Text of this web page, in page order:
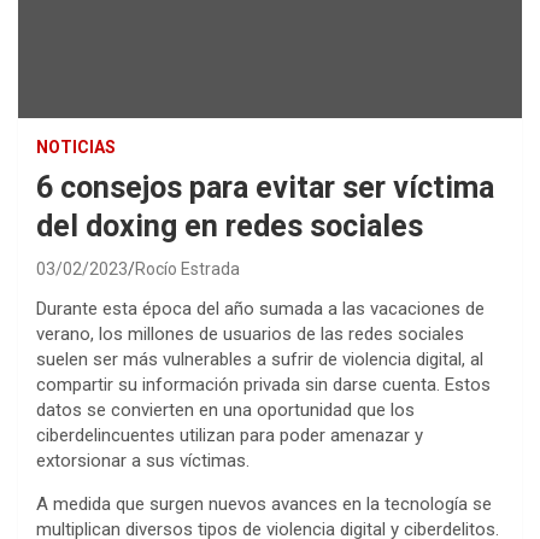
NOTICIAS
6 consejos para evitar ser víctima
del doxing en redes sociales
03/02/2023 Rocío Estrada
Durante esta época del año sumada a las vacaciones de
verano, los millones de usuarios de las redes sociales
suelen ser más vulnerables a sufrir de violencia digital, al
compartir su información privada sin darse cuenta. Estos
datos se convierten en una oportunidad que los
ciberdelincuentes utilizan para poder amenazar y
extorsionar a sus víctimas.
A medida que surgen nuevos avances en la tecnología se
multiplican diversos tipos de violencia digital y ciberdelitos.